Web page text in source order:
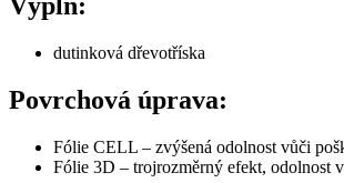
Výplň:
dutinková dřevotříska
Povrchová úprava:
Fólie CELL – zvýšená odolnost vůči
Fólie 3D – trojrozměrný efekt, odolnost